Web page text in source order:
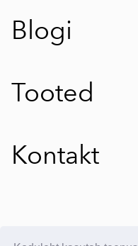
Blogi
Tooted
Kontakt